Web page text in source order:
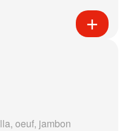
oeuf, jambon